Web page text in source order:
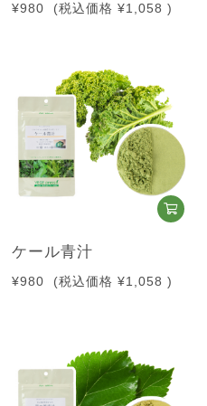
¥980 (税込価格 ¥1,058 )
ケール青汁
¥980 (税込価格 ¥1,058 )